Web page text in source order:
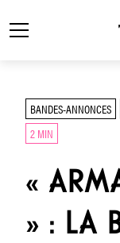
BANDES-ANNONCES
2 MIN
«
» : LA